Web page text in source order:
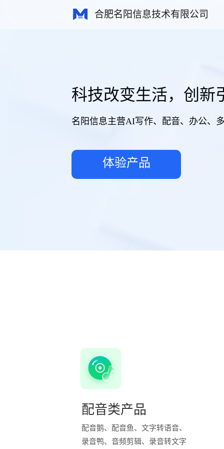
合肥名阳信息技术有限公司
科技改变生活，创新
名阳信息主营AI写作、配音、办公、
体验产品
配音类产品
配音鹅、配音鱼、文字转语音、
录音鸭、音频剪辑、录音转文字